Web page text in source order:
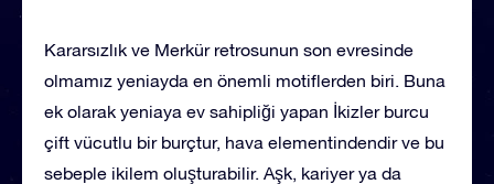
Kararsızlık ve Merkür retrosunun son evresinde
olmamız yeniayda en önemli motiflerden biri. Buna
ek olarak yeniaya ev sahipliği yapan İkizler burcu
çift vücutlu bir burçtur, hava elementindendir ve bu
sebeple ikilem oluşturabilir. Aşk, kariyer ya da